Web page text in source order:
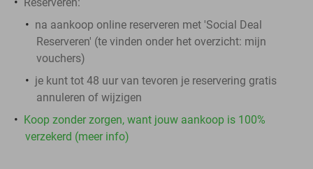
na aankoop online reserveren met 'Social Deal
Reserveren' (te vinden onder het overzicht: mijn
vouchers)
je kunt tot 48 uur van tevoren je reservering gratis
annuleren of wijzigen
Koop zonder zorgen, want jouw aankoop is 100%
verzekerd (meer info)